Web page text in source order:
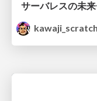
kawaji_scratch